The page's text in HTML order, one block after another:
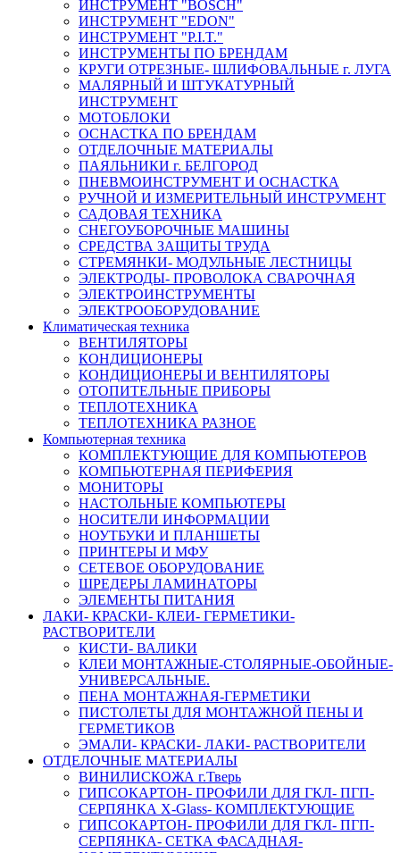
ИНСТРУМЕНТ "BOSCH"
ИНСТРУМЕНТ "EDON"
ИНСТРУМЕНТ "P.I.T."
ИНСТРУМЕНТЫ ПО БРЕНДАМ
КРУГИ ОТРЕЗНЫЕ- ШЛИФОВАЛЬНЫЕ г. ЛУГА
МАЛЯРНЫЙ И ШТУКАТУРНЫЙ
ИНСТРУМЕНТ
МОТОБЛОКИ
ОСНАСТКА ПО БРЕНДАМ
ОТДЕЛОЧНЫЕ МАТЕРИАЛЫ
ПАЯЛЬНИКИ г. БЕЛГОРОД
ПНЕВМОИНСТРУМЕНТ И ОСНАСТКА
РУЧНОЙ И ИЗМЕРИТЕЛЬНЫЙ ИНСТРУМЕНТ
САДОВАЯ ТЕХНИКА
СНЕГОУБОРОЧНЫЕ МАШИНЫ
СРЕДСТВА ЗАЩИТЫ ТРУДА
СТРЕМЯНКИ- МОДУЛЬНЫЕ ЛЕСТНИЦЫ
ЭЛЕКТРОДЫ- ПРОВОЛОКА СВАРОЧНАЯ
ЭЛЕКТРОИНСТРУМЕНТЫ
ЭЛЕКТРООБОРУДОВАНИЕ
Климатическая техника
ВЕНТИЛЯТОРЫ
КОНДИЦИОНЕРЫ
КОНДИЦИОНЕРЫ И ВЕНТИЛЯТОРЫ
ОТОПИТЕЛЬНЫЕ ПРИБОРЫ
ТЕПЛОТЕХНИКА
ТЕПЛОТЕХНИКА РАЗНОЕ
Компьютерная техника
КОМПЛЕКТУЮЩИЕ ДЛЯ КОМПЬЮТЕРОВ
КОМПЬЮТЕРНАЯ ПЕРИФЕРИЯ
МОНИТОРЫ
НАСТОЛЬНЫЕ КОМПЬЮТЕРЫ
НОСИТЕЛИ ИНФОРМАЦИИ
НОУТБУКИ И ПЛАНШЕТЫ
ПРИНТЕРЫ И МФУ
СЕТЕВОЕ ОБОРУДОВАНИЕ
ШРЕДЕРЫ ЛАМИНАТОРЫ
ЭЛЕМЕНТЫ ПИТАНИЯ
ЛАКИ- КРАСКИ- КЛЕИ- ГЕРМЕТИКИ-
РАСТВОРИТЕЛИ
КИСТИ- ВАЛИКИ
КЛЕИ МОНТАЖНЫЕ-СТОЛЯРНЫЕ-ОБОЙНЫЕ-
УНИВЕРСАЛЬНЫЕ.
ПЕНА МОНТАЖНАЯ-ГЕРМЕТИКИ
ПИСТОЛЕТЫ ДЛЯ МОНТАЖНОЙ ПЕНЫ И
ГЕРМЕТИКОВ
ЭМАЛИ- КРАСКИ- ЛАКИ- РАСТВОРИТЕЛИ
ОТДЕЛОЧНЫЕ МАТЕРИАЛЫ
ВИНИЛИСКОЖА г.Тверь
ГИПСОКАРТОН- ПРОФИЛИ ДЛЯ ГКЛ- ПГП-
СЕРПЯНКА X-Glass- КОМПЛЕКТУЮЩИЕ
ГИПСОКАРТОН- ПРОФИЛИ ДЛЯ ГКЛ- ПГП-
СЕРПЯНКА- СЕТКА ФАСАДНАЯ-